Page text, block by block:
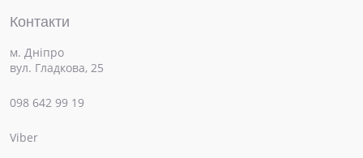
Контакти
м. Дніпро
вул. Гладкова, 25
098 642 99 19
Viber